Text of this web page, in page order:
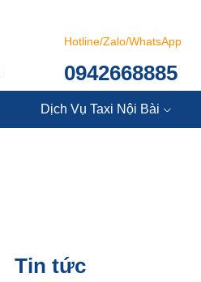
Hotline/Zalo/WhatsApp
0942668885
Dịch Vụ Taxi Nội Bài
Tin tức